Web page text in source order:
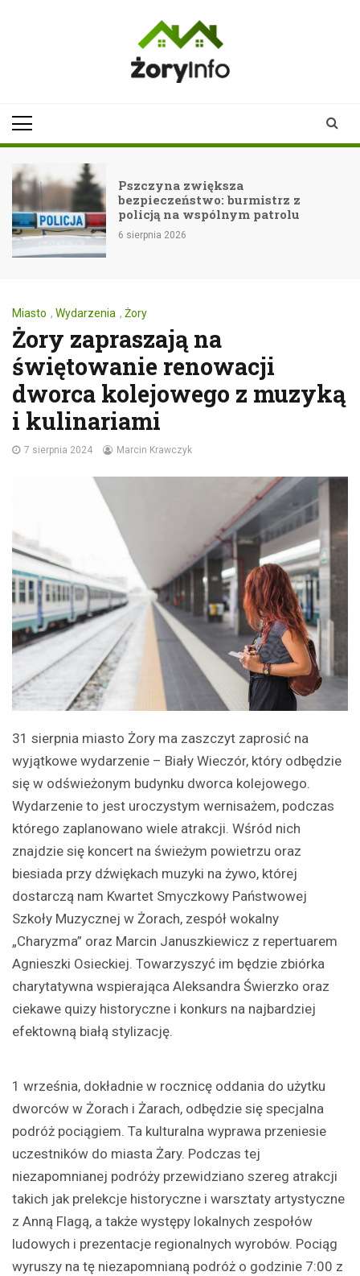
Pszczyna zwiększa
bezpieczeństwo: burmistrz z
policją na wspólnym patrolu
6 sierpnia 2026
Miasto , Wydarzenia , Żory
Żory zapraszają na
świętowanie renowacji
dworca kolejowego z muzyką
i kulinariami
7 sierpnia 2024 Marcin Krawczyk
31 sierpnia miasto Żory ma zaszczyt zaprosić na
wyjątkowe wydarzenie – Biały Wieczór, który odbędzie
się w odświeżonym budynku dworca kolejowego.
Wydarzenie to jest uroczystym wernisażem, podczas
którego zaplanowano wiele atrakcji. Wśród nich
znajdzie się koncert na świeżym powietrzu oraz
biesiada przy dźwiękach muzyki na żywo, której
dostarczą nam Kwartet Smyczkowy Państwowej
Szkoły Muzycznej w Żorach, zespół wokalny
„Charyzma” oraz Marcin Januszkiewicz z repertuarem
Agnieszki Osieckiej. Towarzyszyć im będzie zbiórka
charytatywna wspierająca Aleksandra Świerzko oraz
ciekawe quizy historyczne i konkurs na najbardziej
efektowną białą stylizację.
1 września, dokładnie w rocznicę oddania do użytku
dworców w Żorach i Żarach, odbędzie się specjalna
podróż pociągiem. Ta kulturalna wyprawa przeniesie
uczestników do miasta Żary. Podczas tej
niezapomnianej podróży przewidziano szereg atrakcji
takich jak prelekcje historyczne i warsztaty artystyczne
z Anną Flagą, a także występy lokalnych zespołów
ludowych i prezentacje regionalnych wyrobów. Pociąg
wyruszy na tę niezapomnianą podróż o godzinie 7:00 z